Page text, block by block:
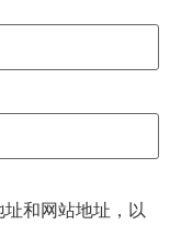
和网站地址，以